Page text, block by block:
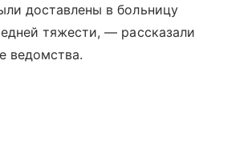
доставлены в больницу
тяжести, — рассказали
ведомства.